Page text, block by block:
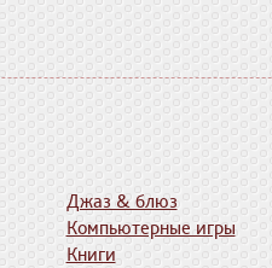
Джаз & блюз
Компьютерные игры
Книги